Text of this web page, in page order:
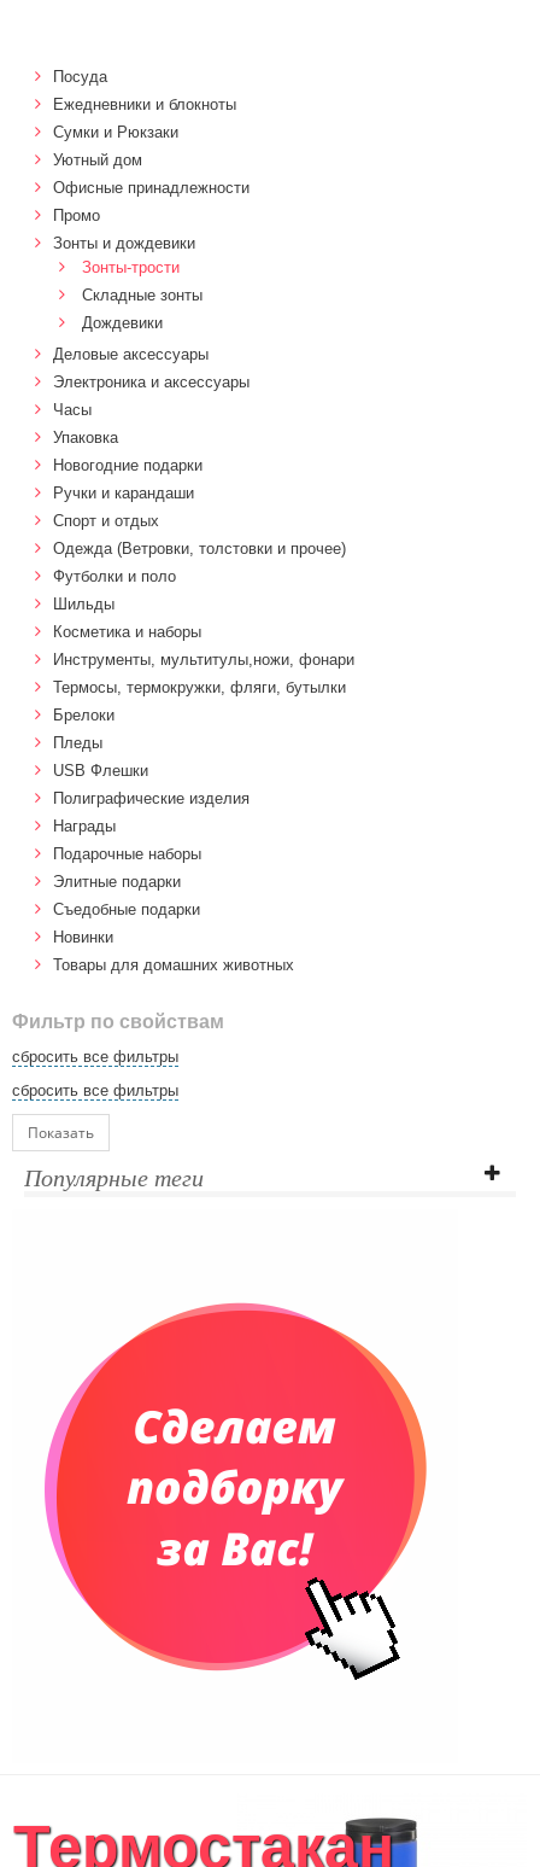
Посуда
Ежедневники и блокноты
Сумки и Рюкзаки
Уютный дом
Офисные принадлежности
Промо
Зонты и дождевики
Зонты-трости
Складные зонты
Дождевики
Деловые аксессуары
Электроника и аксессуары
Часы
Упаковка
Новогодние подарки
Ручки и карандаши
Спорт и отдых
Одежда (Ветровки, толстовки и прочее)
Футболки и поло
Шильды
Косметика и наборы
Инструменты, мультитулы,ножи, фонари
Термосы, термокружки, фляги, бутылки
Брелоки
Пледы
USB Флешки
Полиграфические изделия
Награды
Подарочные наборы
Элитные подарки
Cъедобные подарки
Новинки
Товары для домашних животных
Фильтр по свойствам
сбросить все фильтры
сбросить все фильтры
Показать
Популярные теги
Термостакан